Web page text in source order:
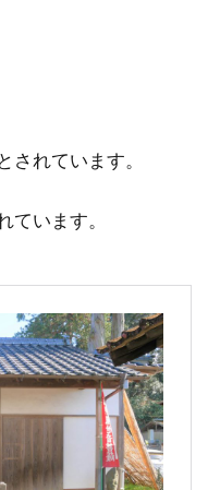
れています。
います。